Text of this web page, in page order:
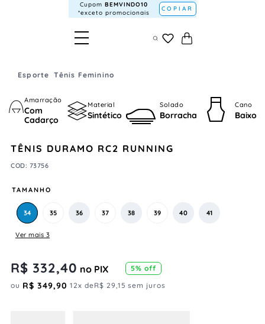
Cupom BEMVINDO10
*exceto promocionais
COPIAR
Esporte Tênis Feminino
Amarração
Com
Cadarço
Material
Sintético
Solado
Borracha
Cano
Baixo
TÊNIS DURAMO RC2 RUNNING
COD: 73756
TAMANHO
34 35 36 37 38 39 40 41
Ver mais 3
R$ 332,40 no PIX 5% off
ou R$ 349,90 12x deR$ 29,15 sem juros